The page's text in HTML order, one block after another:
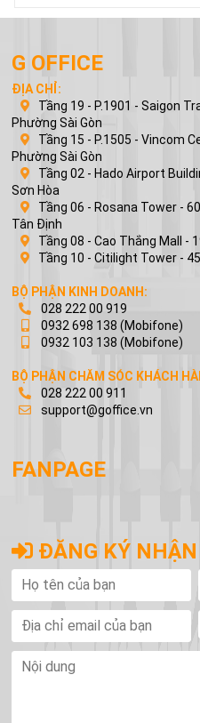
G OFFICE
ĐỊA CHỈ:
Tầng 19 - P.1901 - Saigon
Phường Sài Gòn
Tầng 15 - P.1505 - Vincom
Phường Sài Gòn
Tầng 02 - Hado Airport
Sơn Hòa
Tầng 06 - Rosana Tower -
Tân Định
Tầng 08 - Cao Thắng Mall -
Tầng 10 - Citilight Tower -
BỘ PHẬN KINH DOANH:
028 222 00 919
0932 698 138 (Mobifone)
0932 103 138 (Mobifone)
BỘ PHẬN CHĂM SÓC KHÁCH
028 222 00 911
support@goffice.vn
FANPAGE
ĐĂNG KÝ
tên
của
bạn
Địa
chỉ
email
của